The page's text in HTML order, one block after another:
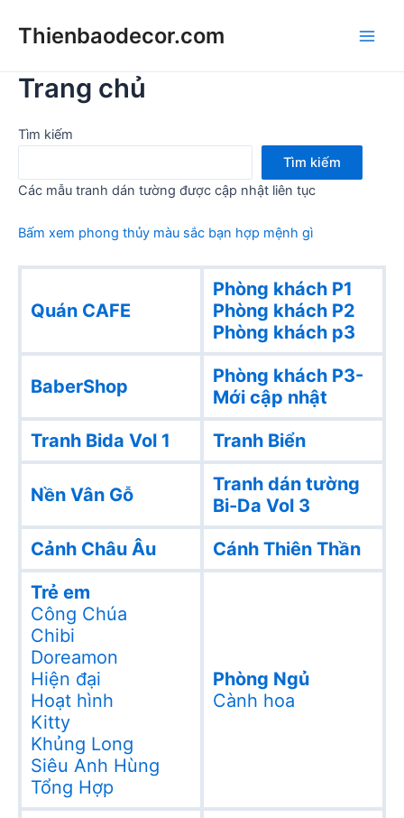
Thienbaodecor.com
Trang chủ
Tìm kiếm
Tìm kiếm
Các mẫu tranh dán tường được cập nhật liên tục
Bấm xem phong thủy màu sắc bạn hợp mệnh gì
Quán CAFE
Phòng khách P1
Phòng khách P2
Phòng khách p3
BaberShop
Phòng khách P3-
Mới cập nhật
Tranh Bida Vol 1
Tranh Biển
Nền Vân Gỗ
Tranh dán tường
Bi-Da Vol 3
Cảnh Châu Âu
Cánh Thiên Thần
Trẻ em
Công Chúa
Chibi
Doreamon
Hiện đại
Hoạt hình
Kitty
Khủng Long
Siêu Anh Hùng
Tổng Hợp
Phòng Ngủ
Cành hoa